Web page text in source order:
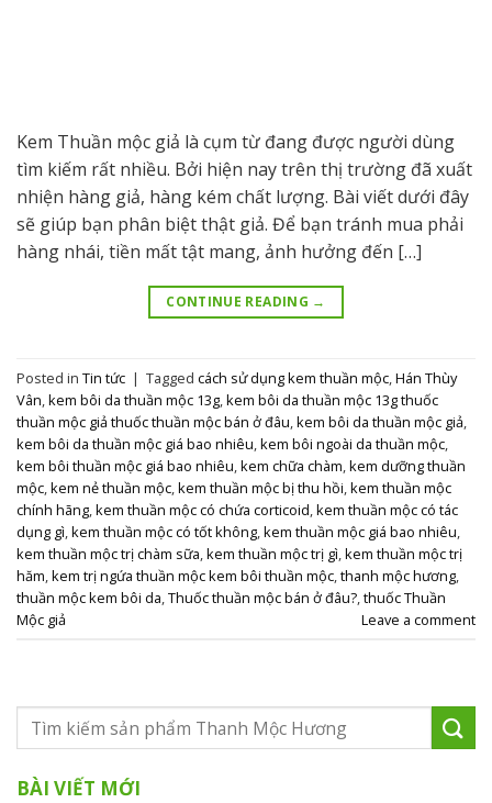
Kem Thuần mộc giả là cụm từ đang được người dùng
tìm kiếm rất nhiều. Bởi hiện nay trên thị trường đã xuất
nhiện hàng giả, hàng kém chất lượng. Bài viết dưới đây
sẽ giúp bạn phân biệt thật giả. Để bạn tránh mua phải
hàng nhái, tiền mất tật mang, ảnh hưởng đến […]
CONTINUE READING →
Posted in Tin tức | Tagged cách sử dụng kem thuần mộc Hán Thùy
Vân kem bôi da thuần mộc 13g kem bôi da thuần mộc 13g thuốc
thuần mộc giả thuốc thuần mộc bán ở đâu kem bôi da thuần mộc giả
kem bôi da thuần mộc giá bao nhiêu kem bôi ngoài da thuần mộc
kem bôi thuần mộc giá bao nhiêu kem chữa chàm kem dưỡng thuần
mộc kem nẻ thuần mộc kem thuần mộc bị thu hồi kem thuần mộc
chính hãng kem thuần mộc có chứa corticoid kem thuần mộc có tác
dụng gì kem thuần mộc có tốt không kem thuần mộc giá bao nhiêu
kem thuần mộc trị chàm sữa kem thuần mộc trị gì kem thuần mộc trị
hăm kem trị ngứa thuần mộc kem bôi thuần mộc thanh mộc hương
thuần mộc kem bôi da Thuốc thuần mộc bán ở đâu? thuốc Thuần
Mộc giả
Leave a comment
BÀI VIẾT MỚI